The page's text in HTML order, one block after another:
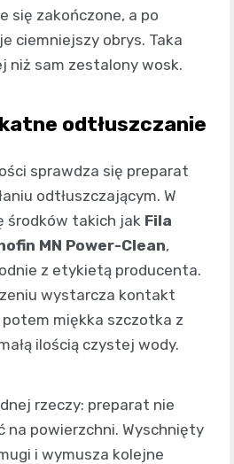
się zakończone, a po
ciemniejszy obrys. Taka
niż sam zestalony wosk.
odtłuszczanie
sprawdza się preparat
odtłuszczającym. W
środków takich jak Fila
MN Power-Clean,
z etykietą producenta.
wystarcza kontakt
potem miękka szczotka z
ilością czystej wody.
rzeczy: preparat nie
na powierzchni. Wyschnięty
i wymusza kolejne